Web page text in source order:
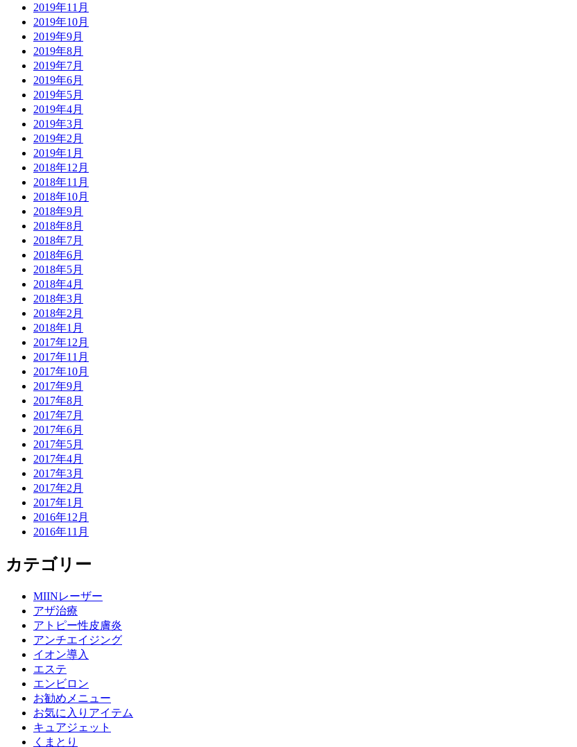
2019年11月
2019年10月
2019年9月
2019年8月
2019年7月
2019年6月
2019年5月
2019年4月
2019年3月
2019年2月
2019年1月
2018年12月
2018年11月
2018年10月
2018年9月
2018年8月
2018年7月
2018年6月
2018年5月
2018年4月
2018年3月
2018年2月
2018年1月
2017年12月
2017年11月
2017年10月
2017年9月
2017年8月
2017年7月
2017年6月
2017年5月
2017年4月
2017年3月
2017年2月
2017年1月
2016年12月
2016年11月
カテゴリー
MIINレーザー
アザ治療
アトピー性皮膚炎
アンチエイジング
イオン導入
エステ
エンビロン
お勧めメニュー
お気に入りアイテム
キュアジェット
くまとり